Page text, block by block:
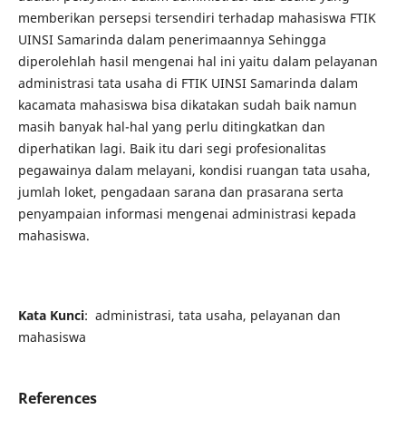
memberikan persepsi tersendiri terhadap mahasiswa FTIK
UINSI Samarinda dalam penerimaannya Sehingga
diperolehlah hasil mengenai hal ini yaitu dalam pelayanan
administrasi tata usaha di FTIK UINSI Samarinda dalam
kacamata mahasiswa bisa dikatakan sudah baik namun
masih banyak hal-hal yang perlu ditingkatkan dan
diperhatikan lagi. Baik itu dari segi profesionalitas
pegawainya dalam melayani, kondisi ruangan tata usaha,
jumlah loket, pengadaan sarana dan prasarana serta
penyampaian informasi mengenai administrasi kepada
mahasiswa.
Kata Kunci: administrasi, tata usaha, pelayanan dan
mahasiswa
References